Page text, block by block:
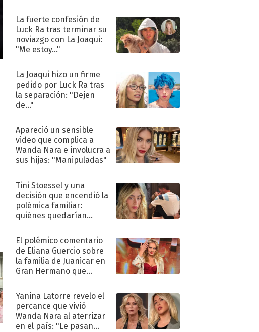
La fuerte confesión de
Luck Ra tras terminar su
noviazgo con La Joaqui:
"Me estoy..."
La Joaqui hizo un firme
pedido por Luck Ra tras
la separación: "Dejen
de..."
Apareció un sensible
video que complica a
Wanda Nara e involucra a
sus hijas: "Manipuladas"
Tini Stoessel y una
decisión que encendió la
polémica familiar:
quiénes quedarían
El polémico comentario
de Eliana Guercio sobre
la familia de Juanicar en
Gran Hermano que
Yanina Latorre revelo el
percance que vivió
Wanda Nara al aterrizar
en el país: "Le pasan